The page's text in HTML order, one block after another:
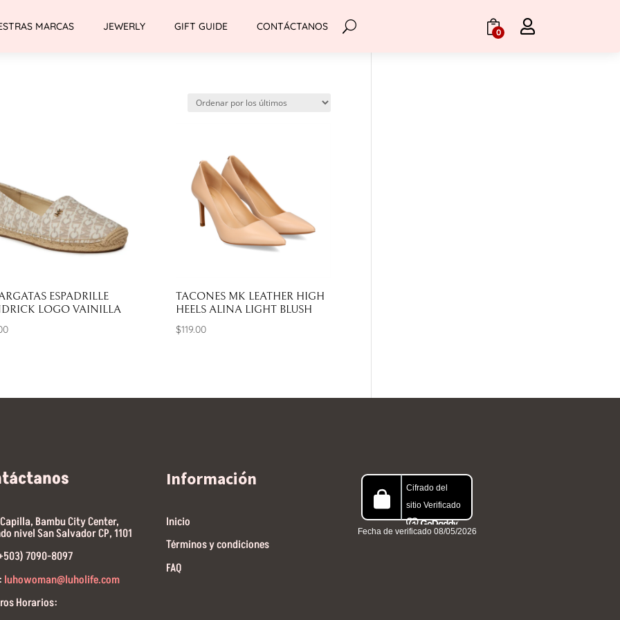
MARCAS JEWERLY GIFT GUIDE CONTÁCTANOS 0 
ESPADRILLE
LOGO VAINILLA
TACONES MK LEATHER HIGH
HEELS ALINA LIGHT BLUSH
$119.00
Bambu City Center,
nivel San Salvador CP, 1101
7090-8097
luhowoman@luholife.com
Horarios:
Información
Inicio
Términos y condiciones
FAQ